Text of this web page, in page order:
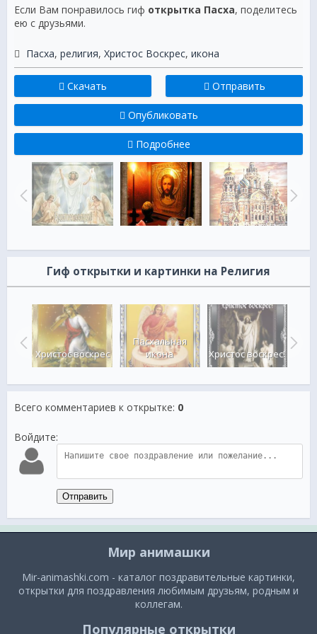
Если Вам понравилось гиф открытка Пасха, поделитесь
ею с друзьями.
Пасха, религия, Христос Воскрес, икона
Скачать Отправить
Опубликовать
Подробнее
Гиф открытки и картинки на Религия
Христос воскрес
Пасхальная
икона
Христос воскрес!
Всего комментариев к открытке: 0
Войдите:
Отправить
Мир анимашки
Mir-animashki.com - каталог поздравительные картинки,
открытки для поздравления любимым друзьям, родным и
коллегам.
Популярные открытки